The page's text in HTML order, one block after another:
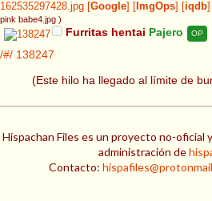
162535297428.jpg Google ImgOps iqdb
pink babe4.jpg )
Furritas hentai Pajero OP
/#/ 138247
(Este hilo ha llegado al límite de
Hispachan Files es un proyecto no-oficial
administración de
Contacto: